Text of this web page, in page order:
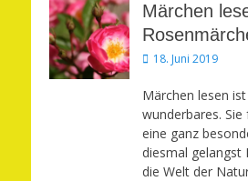
Märchen
Veröffentlicht
18. Juni 2019
Märchen lesen
wunderbares.
eine ganz
diesmal gelangst
die Welt der